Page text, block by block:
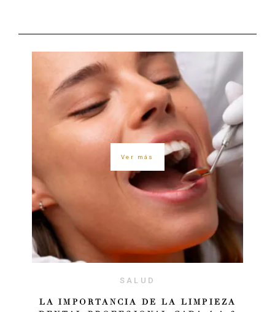
Ver más
SALUD
LA IMPORTANCIA DE LA LIMPIEZA